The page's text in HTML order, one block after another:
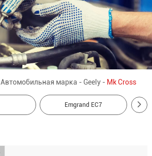
Автомобильная марка -Geely - Mk Cross
Emgrand EC7